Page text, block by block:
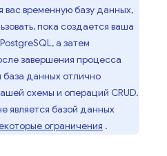
вас временную базу данных,
пока создается ваша
а затем
завершения процесса
данных отлично
схемы и операций CRUD.
является базой данных
ограничения .